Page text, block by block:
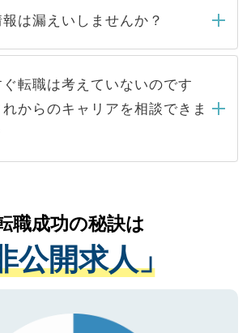
到を避けるため 人気のある医療機
してしまうと、応募が殺到する場
機関が求める条件に合った人材の
紹介会社に依頼するケースが増え
、仮に応募先から内定をいただい
する必要はありません。内定先へ
連絡はキャリアパートナーが行い
、ご安心ください。
は漏えいしませんか？
が漏えいすることはありませんの
心ください。当サイトからの登録
集したご登録者様の個人情報は、
キャリアアップおよび転職活動の
的に使用いたします。お預かりし
べての個人データはご本人の許可
情報の取り扱いについての厳密な
を満たした事業者のみに付与され
イバシーマークを取得済みです。
ただいた個人情報は、SSL（デー
保持に関してもご安心ください。
ぐ転職は考えていないのです
からのキャリアを相談できま
て、現在の医療機関の状況や紹介
じえながら、適切なアドバイスを
ただきます。すぐにご転職をされ
は、長期的なサポートが可能です
ずはご登録ください。
職成功の秘訣は
公開求人」